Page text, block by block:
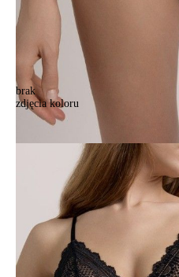
brak
zdjęcia koloru
Majtki damskie CONTE
Majtki damskie CONTE
ZDJĘCIA
ZDJĘCIA
BRAK
ZDJĘCIA
Rozmiary: